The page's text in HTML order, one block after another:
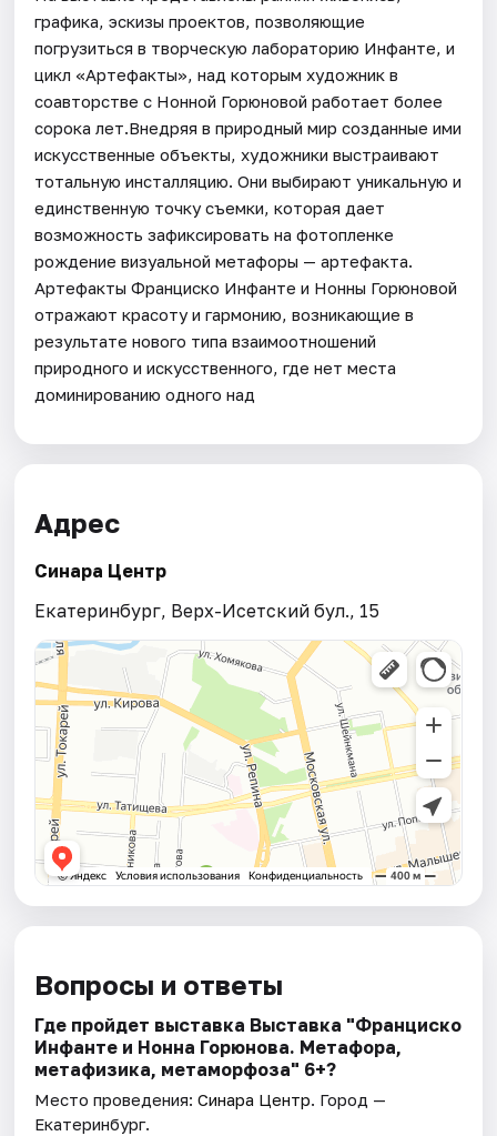
графика, эскизы проектов, позволяющие
погрузиться в творческую лабораторию Инфанте, и
цикл «Артефакты», над которым художник в
соавторстве с Нонной Горюновой работает более
сорока лет.Внедряя в природный мир созданные ими
искусственные объекты, художники выстраивают
тотальную инсталляцию. Они выбирают уникальную и
единственную точку съемки, которая дает
возможность зафиксировать на фотопленке
рождение визуальной метафоры — артефакта.
Артефакты Франциско Инфанте и Нонны Горюновой
отражают красоту и гармонию, возникающие в
результате нового типа взаимоотношений
природного и искусственного, где нет места
доминированию одного над
Адрес
Синара Центр
Екатеринбург, Верх-Исетский бул., 15
Вопросы и ответы
Где пройдет выставка Выставка "Франциско
Инфанте и Нонна Горюнова. Метафора,
метафизика, метаморфоза" 6+?
Место проведения:Синара Центр. Город —
Екатеринбург.